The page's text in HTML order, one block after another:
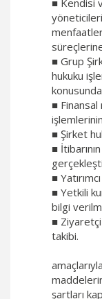
■ Kendisi
■ Grup
hukuku
■
■ Şirket
■
■
■ Yetkili
bilgi
■ Ziyaretçi
takibi.
şartları